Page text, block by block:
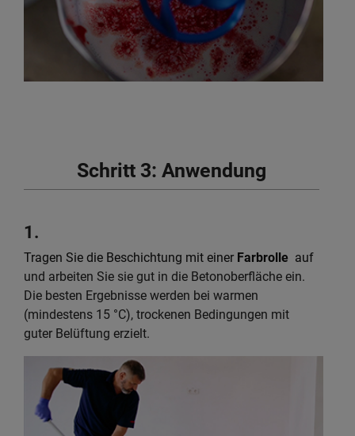
Schritt 3: Anwendung
1.
Tragen Sie die Beschichtung mit einer Farbrolle auf
und arbeiten Sie sie gut in die Betonoberfläche ein.
Die besten Ergebnisse werden bei warmen
(mindestens 15 °C), trockenen Bedingungen mit
guter Belüftung erzielt.